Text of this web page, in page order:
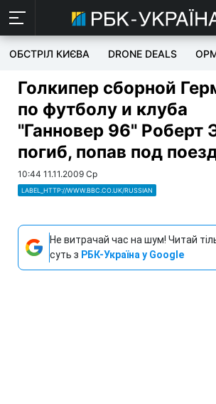
ОБСТРІЛ КИЄВА DRONE DEALS
Голкипер сборной
по футболу и клуба
"Ганновер 96" Роберт
погиб, попав под
10:44 11.11.2009 Ср
LABEL_HTTP://WWW.BBC.CO.UK/RUSSIAN
Не витрачай час на шум! Читай
суть з РБК-Україна у Google